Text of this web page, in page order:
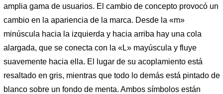
amplia gama de usuarios. El cambio de concepto provocó un
cambio en la apariencia de la marca. Desde la «m»
minúscula hacia la izquierda y hacia arriba hay una cola
alargada, que se conecta con la «L» mayúscula y fluye
suavemente hacia ella. El lugar de su acoplamiento está
resaltado en gris, mientras que todo lo demás está pintado de
blanco sobre un fondo de menta. Ambos símbolos están